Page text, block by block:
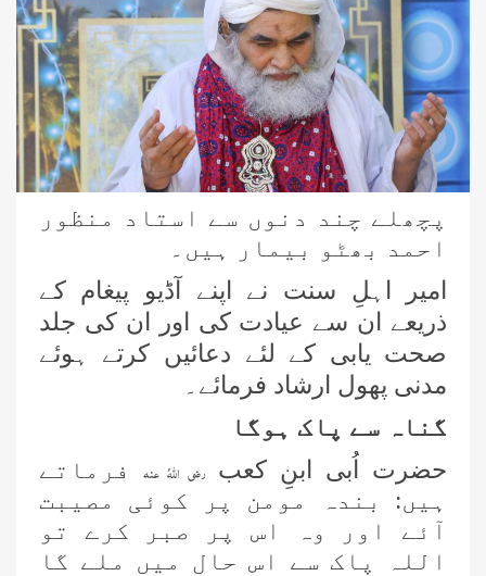
پچھلے چند دنوں سے استاد منظور
احمد بھٹو بیمار ہیں۔
امیر اہلِ سنت نے اپنے آڈیو پیغام کے
ذریعے ان سے عیادت کی اور ان کی جلد
صحت یابی کے لئے دعائیں کرتے ہوئے
مدنی پھول ارشاد فرمائے۔
گناہ سے پاک ہوگا
حضرت اُبی ابنِ کعب رضی اللہُ عنہ فرماتے
ہیں: بندہ مومن پر کوئی مصیبت
آئے اور وہ اس پر صبر کرے تو
اللہ پاک سے اس حال میں ملے گا